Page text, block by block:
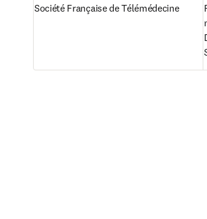
Société Française de Télémédecine